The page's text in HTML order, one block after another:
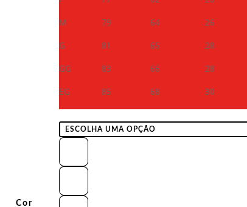
M
79 64
26
G
81 65
28
GG
83 66
28
EG
85 68 30
Cor